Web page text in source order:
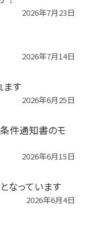
2026年7月23日
2026年7月14日
ます
2026年6月25日
件通知書のモ
2026年6月15日
なっています
2026年6月4日